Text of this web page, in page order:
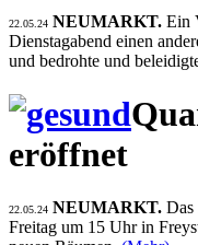
22.05.24 NEUMARKT. Ein
Dienstagabend einen
und bedrohte und
eröffnet
22.05.24 NEUMARKT.
Freitag um 15 Uhr in